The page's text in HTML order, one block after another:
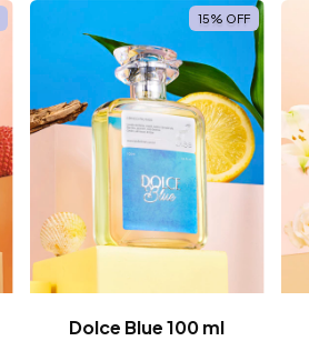
15% OFF
Dolce Blue 100 ml